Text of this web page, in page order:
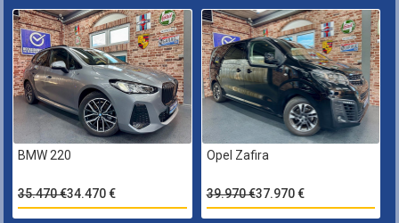
BMW 220
35.470 €34.470 €
Opel Zafira
39.970 €37.970 €